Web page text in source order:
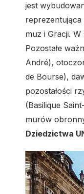
jest
muz i Gracji.
Pozostałe
André),
de Bourse),
pozostałości
(Basilique
murów
Dziedzictwa